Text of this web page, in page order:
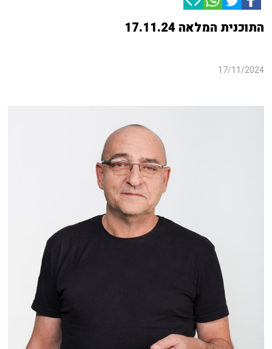
התוכנית המלאה 17.11.24
17/11/2024